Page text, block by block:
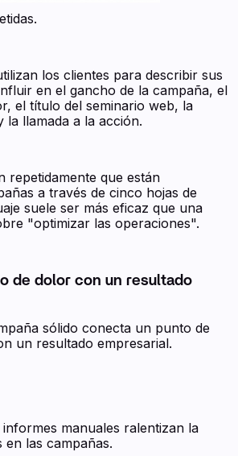
los clientes para describir sus
en el gancho de la campaña, el
el título del seminario web, la
la llamada a la acción.
repetidamente que están
a través de cinco hojas de
suele ser más eficaz que una
"optimizar las operaciones".
de dolor con un resultado
sólido conecta un punto de
un resultado empresarial.
manuales ralentizan la
en las campañas.